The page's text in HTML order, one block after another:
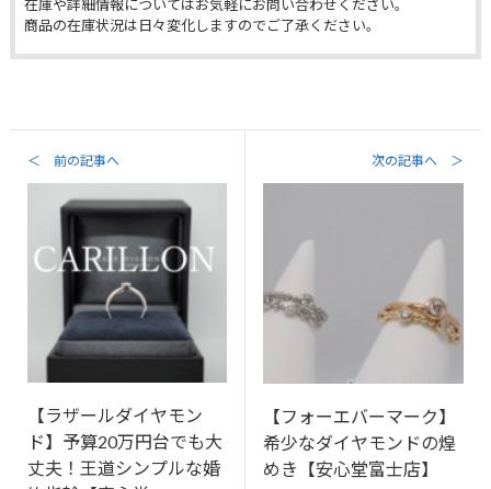
在庫や詳細情報についてはお気軽にお問い合わせください。
商品の在庫状況は日々変化しますのでご了承ください。
＜ 前の記事へ
【ラザールダイヤモン
ド】予算20万円台でも大
丈夫！王道シンプルな婚
次の記事へ ＞
【フォーエバーマーク】
希少なダイヤモンドの煌
めき【安心堂富士店】